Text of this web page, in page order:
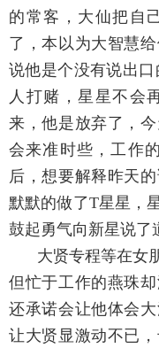
的常客，大仙把自
了，本以为大智慧
说他是个没有说出
人打赌，星星不会
来，他是放弃了，
会来准时些，工作
后，想要解释昨天
默默的做了T星星，
鼓起勇气向新星说了
大贤专程等在女
但忙于工作的燕珠
还承诺会让他体会
让大贤显激动不已